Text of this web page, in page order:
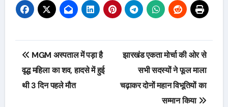
Post
navigation
MGM अस्पताल में पड़ा है
वृद्ध महिला का शव, हादसे में हुई
थी 3 दिन पहले मौत
झारखंड एकता मोर्चा की ओर से
सभी सदस्यों ने फूल माला
चढ़ाकर दोनों महान विभूतियों का
सम्मान किया